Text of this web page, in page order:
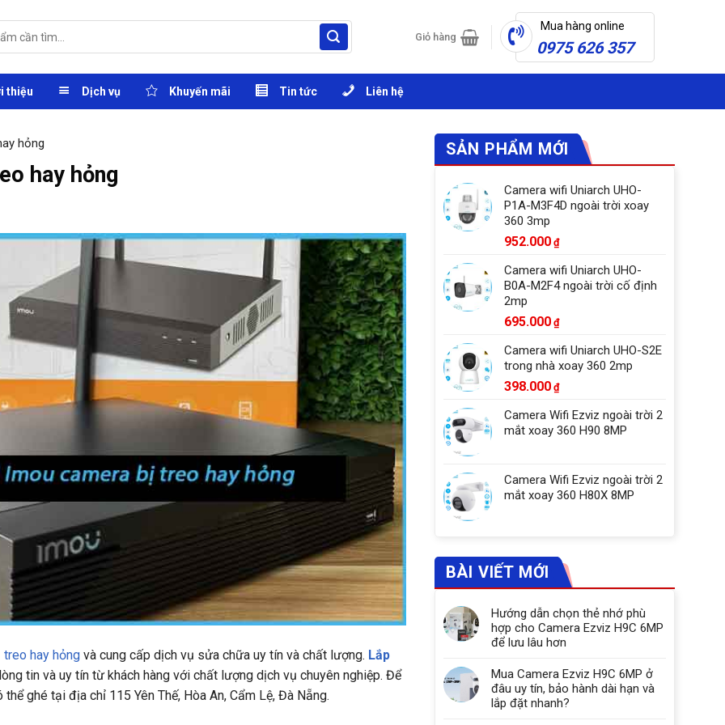
Giỏ hàng
Mua hàng online
0975 626 357
thiệu Dịch vụ Khuyến mãi Tin tức Liên hệ
hỏng
hay hỏng
hay hỏng và cung cấp dịch vụ sửa chữa uy tín và chất lượng. Lắp
tin và uy tín từ khách hàng với chất lượng dịch vụ chuyên nghiệp. Để
thể ghé tại địa chỉ 115 Yên Thế, Hòa An, Cẩm Lệ, Đà Nẵng.
SẢN PHẨM MỚI
Camera wifi Uniarch UHO-
P1A-M3F4D ngoài trời xoay
360 3mp
952.000 ₫
Camera wifi Uniarch UHO-
B0A-M2F4 ngoài trời cố định
2mp
695.000 ₫
Camera wifi Uniarch UHO-S2E
trong nhà xoay 360 2mp
398.000 ₫
Camera Wifi Ezviz ngoài trời 2
mắt xoay 360 H90 8MP
Camera Wifi Ezviz ngoài trời 2
mắt xoay 360 H80X 8MP
BÀI VIẾT MỚI
Hướng dẫn chọn thẻ nhớ phù
hợp cho Camera Ezviz H9C 6MP
để lưu lâu hơn
Mua Camera Ezviz H9C 6MP ở
đâu uy tín, bảo hành dài hạn và
lắp đặt nhanh?